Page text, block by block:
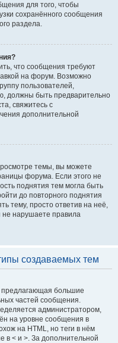
для того, чтобы
сохранённого сообщения
раздела.
что сообщения требуют
на форум. Возможно
пользователей,
должны быть предварительно
свяжитесь с
дополнительной
темы, вы можете
форума. Если этого не
поднятия тем могла быть
до повторного поднятия
тему, просто ответив на неё,
не нарушаете правила
создаваемых тем
предлагающая большие
частей сообщения.
администратором,
на уровне сообщения в
на HTML, но теги в нём
в < и >. За дополнительной